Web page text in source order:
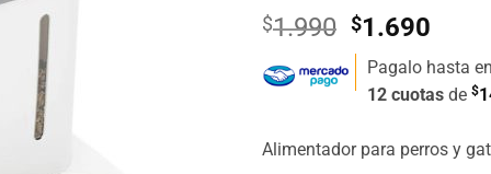
$1.990 El
precio
original
era:
$1.690
actual
es:
Pagalo hasta en
12 cuotas de $
Alimentador para perros y